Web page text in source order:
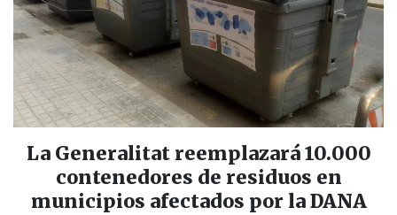
La Generalitat reemplazará 10.000
contenedores de residuos en
municipios afectados por la DANA